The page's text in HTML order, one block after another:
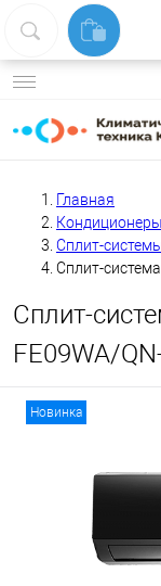
Главная
Кондиционеры
Сплит-
Сплит-
Сплит-
FE09WA/
Новинка